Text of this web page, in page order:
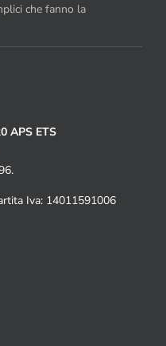
che fanno la
APS ETS
Iva: 14011591006